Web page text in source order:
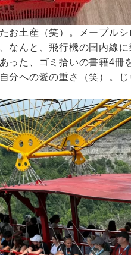
お土産（笑）。メープル
なんと、飛行機の国内線
った、ゴミ拾いの書籍4冊
分への愛の重さ（笑）。